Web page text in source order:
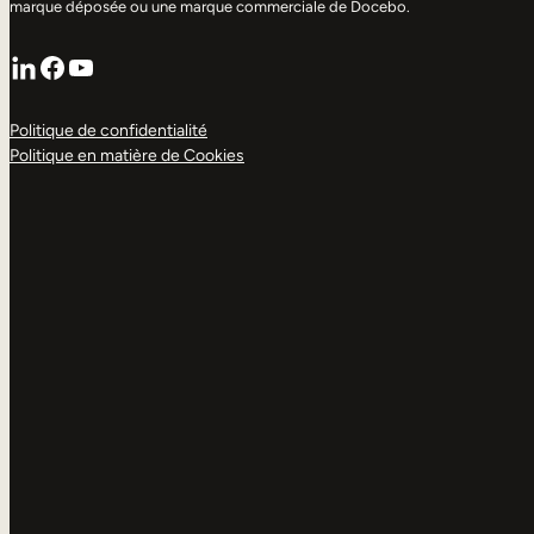
marque déposée ou une marque commerciale de Docebo.
LinkedIn
Facebook
YouTube
Politique de confidentialité
Politique en matière de Cookies